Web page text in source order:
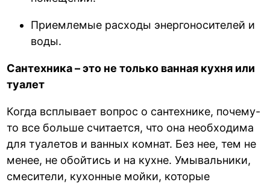
Приемлемые расходы энергоносителей и
воды.
Сантехника – это не только ванная кухня или
туалет
Когда всплывает вопрос о сантехнике, почему-
то все больше считается, что она необходима
для туалетов и ванных комнат. Без нее, тем не
менее, не обойтись и на кухне. Умывальники,
смесители, кухонные мойки, которые